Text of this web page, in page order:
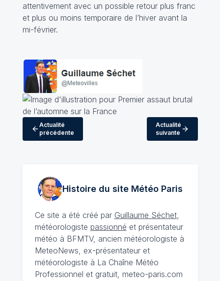
attentivement avec un possible retour plus franc
et plus ou moins temporaire de l’hiver avant la
mi-février.
Actualité
précédente
Actualité
suivante
Histoire du site MétéoParis
Ce site a été créé par Guillaume Séchet,
météorologiste passionné et présentateur
météo à BFMTV, ancien météorologiste à
MeteoNews, ex-présentateur et
météorologiste à La Chaîne Météo
Professionnel et gratuit, meteo-paris.com